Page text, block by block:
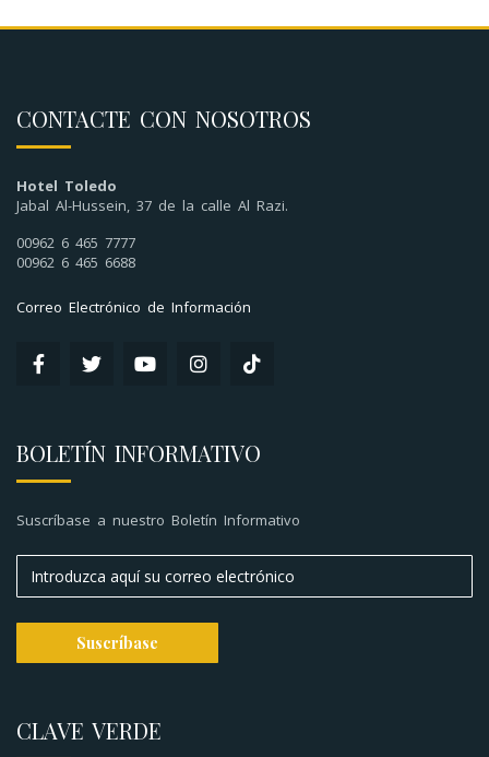
CONTACTE CON NOSOTROS
Hotel Toledo
Jabal Al-Hussein, 37 de la calle Al Razi.
00962 6 465 7777
00962 6 465 6688
Correo Electrónico de Información
BOLETÍN INFORMATIVO
Suscríbase a nuestro Boletín Informativo
CLAVE VERDE